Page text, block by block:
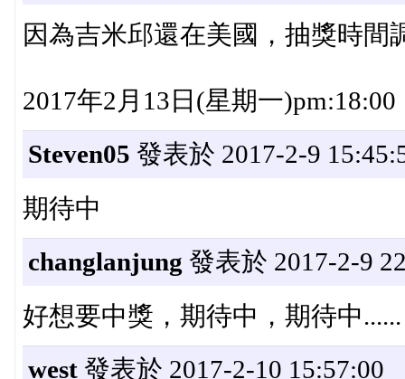
因為吉米邱還在美國，抽獎時間
2017年2月13日(星期一)pm:18:00
Steven05 發表於 2017-2-9
期待中
changlanjung 發表於 2017-2-9
好想要中獎，期待中，期待中......
west發表於 2017-2-10 15:57:00